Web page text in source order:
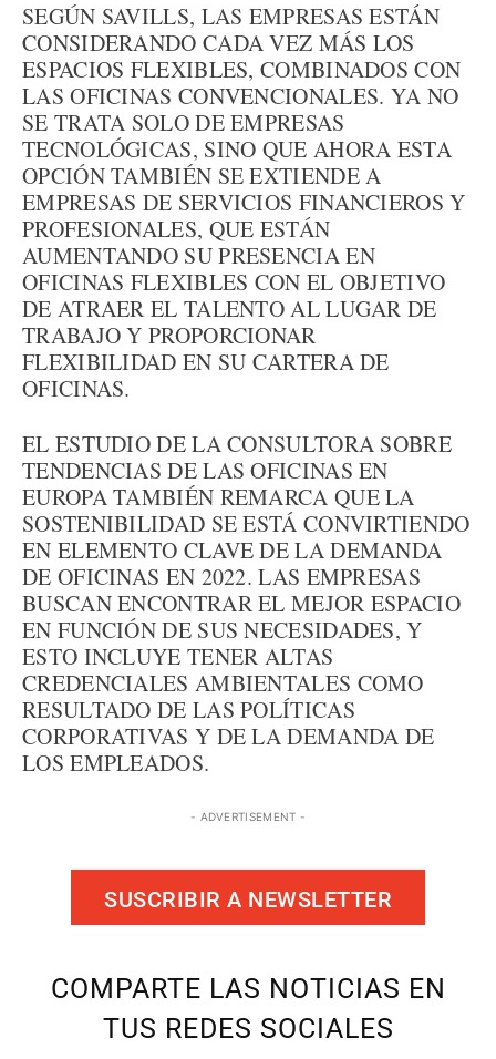
SEGÚN SAVILLS, LAS EMPRESAS ESTÁN
CONSIDERANDO CADA VEZ MÁS LOS
ESPACIOS FLEXIBLES, COMBINADOS CON
LAS OFICINAS CONVENCIONALES. YA NO
SE TRATA SOLO DE EMPRESAS
TECNOLÓGICAS, SINO QUE AHORA ESTA
OPCIÓN TAMBIÉN SE EXTIENDE A
EMPRESAS DE SERVICIOS FINANCIEROS Y
PROFESIONALES, QUE ESTÁN
AUMENTANDO SU PRESENCIA EN
OFICINAS FLEXIBLES CON EL OBJETIVO
DE ATRAER EL TALENTO AL LUGAR DE
TRABAJO Y PROPORCIONAR
FLEXIBILIDAD EN SU CARTERA DE
OFICINAS.
EL ESTUDIO DE LA CONSULTORA SOBRE
TENDENCIAS DE LAS OFICINAS EN
EUROPA TAMBIÉN REMARCA QUE LA
SOSTENIBILIDAD SE ESTÁ CONVIRTIENDO
EN ELEMENTO CLAVE DE LA DEMANDA
DE OFICINAS EN 2022. LAS EMPRESAS
BUSCAN ENCONTRAR EL MEJOR ESPACIO
EN FUNCIÓN DE SUS NECESIDADES, Y
ESTO INCLUYE TENER ALTAS
CREDENCIALES AMBIENTALES COMO
RESULTADO DE LAS POLÍTICAS
CORPORATIVAS Y DE LA DEMANDA DE
LOS EMPLEADOS.
- ADVERTISEMENT -
SUSCRIBIR A NEWSLETTER
COMPARTE LAS NOTICIAS EN
TUS REDES SOCIALES